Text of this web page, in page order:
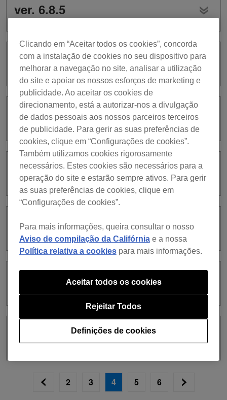
ver. 6.8.5
ver. 6.8.4
ver. 6.8.3
ver. 6.8.2
ver. 6.8.1
ver. 6.7.7
2 3 4 5 6
Clicando em “Aceitar todos os cookies”, concorda
com a instalação de cookies no seu dispositivo para
melhorar a navegação no site, analisar a utilização
do site e apoiar os nossos esforços de marketing e
publicidade. Ao aceitar os cookies de
direcionamento, está a autorizar-nos a divulgação
de dados pessoais aos nossos parceiros terceiros
de publicidade. Para gerir as suas preferências de
cookies, clique em “Configurações de cookies”.
Também utilizamos cookies rigorosamente
necessários. Estes cookies são necessários para a
operação do site e estarão sempre ativos. Para gerir
as suas preferências de cookies, clique em
“Configurações de cookies”.
Para mais informações, queira consultar o nosso
Aviso de compilação da Califórniae a nossa
Política relativa a cookiespara mais informações.
Definições de cookies
Rejeitar Todos
Aceitar todos os cookies